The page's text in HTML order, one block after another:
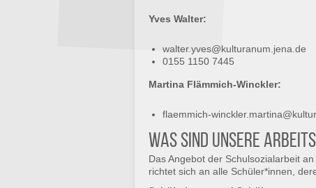
Yves Walter:
walter.yves@kulturanum.jena.de
0155 1150 7445
Martina Flämmich-Winckler:
flaemmich-
Was sind unsere
Das Angebot der Schulsozialarbeit
richtet sich an alle Schüler*innen,